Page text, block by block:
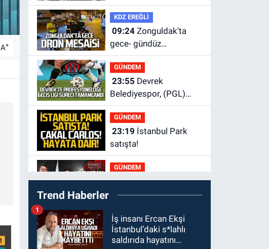
A+
buluştu.
KDZ EREĞLİ
09:24Zonguldak'ta
gece- gündüz
ekiplerden dron destekli
denetim.
GÜNDEM
23:55
Belediyespor, (PGL)
sürecini resmi olarak
tamamladı
GÜNDEM
23:19
satışta!
GÜNDEM
23:05Kozlu
Belediyespor'dan
GÜNDEM
22:33Zonguldak TSO
önemli etkinliğe ev
Trend Haberler
İş insanı Ercan Ekşi
İstanbul’daki s*lahlı
saldırıda hayatını
1